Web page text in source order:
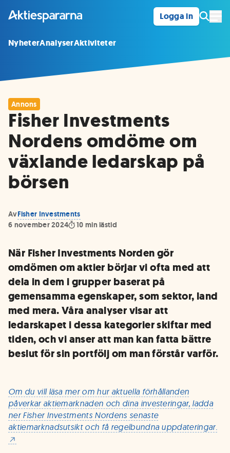
Logga in
NyheterAnalyserAktiviteter
Annons
Fisher Investments
Nordens omdöme om
växlande ledarskap på
börsen
AvFisher Investments
6 november 2024
10 min lästid
När Fisher Investments Norden gör
omdömen om aktier börjar vi ofta med att
dela in dem i grupper baserat på
gemensamma egenskaper, som sektor, land
med mera. Våra analyser visar att
ledarskapet i dessa kategorier skiftar med
tiden, och vi anser att man kan fatta bättre
beslut för sin portfölj om man förstår varför.
Om du vill läsa mer om hur aktuella förhållanden
påverkar aktiemarknaden och dina investeringar, ladda
ner Fisher Investments Nordens senaste
aktiemarknadsutsikt och få regelbundna uppdateringar.